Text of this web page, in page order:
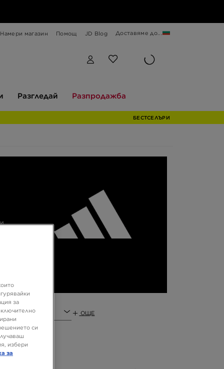
Намери магазин Помощ JD Blog Доставяме до...
Разгледай Разпродажба
БЕСТСЕЛЪРИ
ОЩЕ
за
си
избери
за